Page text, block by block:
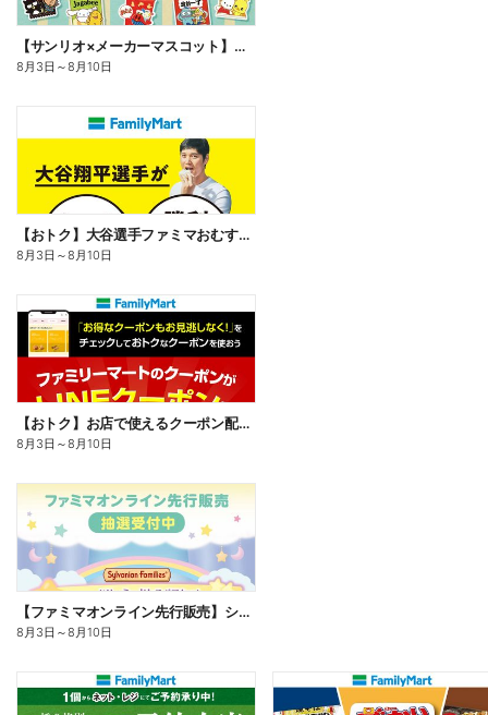
【サンリオ×メーカーマスコット】オリジナルグッズ貰える!
8月3日 ～8月10日
【おトク】大谷選手ファミマおむすび割
8月3日 ～8月10日
【おトク】お店で使えるクーポン配信中
8月3日 ～8月10日
【ファミマオンライン先行販売】シルバニアファミリー
8月3日 ～8月10日